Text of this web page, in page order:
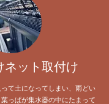
ネット取付け
て土になってしまい、雨どい
っぱが集水器の中にたまって